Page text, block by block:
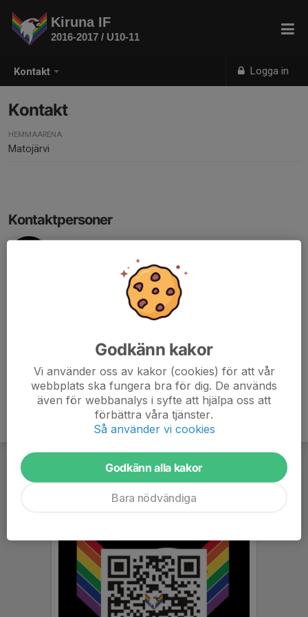
Kontakt Logga in
Kiruna IF
2016-2017 / U10-11
Kontakt
HEMMAARENA
Matojärvi
Kontaktpersoner
Adam Johansson
adam.johansson4@peab.se
070-329 95 33Godkänn kakor
Vi använder oss av kakor (cookies) för att vår
webbplats ska fungera bra för dig. De används
även för webbanalys i syfte att hjälpa oss att
förbättra våra tjänster.
Så använder vi cookies
Godkänn alla kakor
Bara nödvändiga